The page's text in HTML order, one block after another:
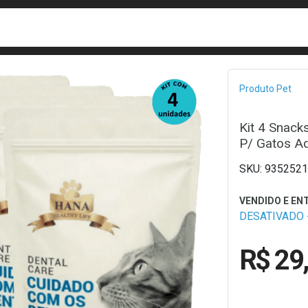
Produto Pet
Kit 4
P/ Gatos
R$